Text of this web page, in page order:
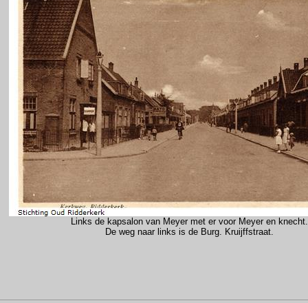
Links de kapsalon van Meyer met er voor Meyer en knecht.
De weg naar links is de Burg. Kruijffstraat.